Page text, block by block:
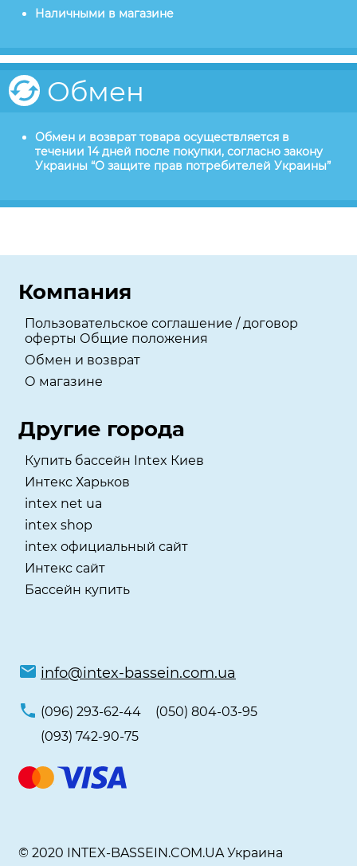
Наличными в магазине
Обмен
Обмен и возврат товара осуществляется в
течении 14 дней после покупки, согласно закону
Украины “О защите прав потребителей Украины”
Компания
Пользовательское соглашение / договор
оферты Общие положения
Обмен и возврат
О магазине
Другие города
Купить бассейн Intex Киев
Интекс Харьков
intex net ua
intex shop
intex официальный сайт
Интекс сайт
Бассейн купить
info@intex-bassein.com.ua
(096) 293-62-44
(050) 804-03-95
(093) 742-90-75
© 2020 INTEX-BASSEIN.COM.UA Украина